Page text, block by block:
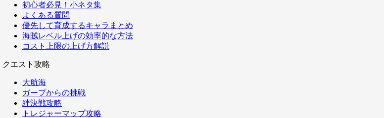
初心者必見！小ネタ集
よくある質問
優先して育成するキャラまとめ
海賊レベル上げの効率的な方法
コスト上限の上げ方解説
クエスト攻略
大航海
ガープからの挑戦
絆決戦攻略
トレジャーマップ攻略